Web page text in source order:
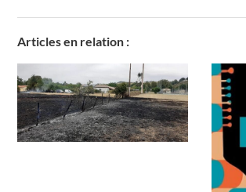
Articles en relation :